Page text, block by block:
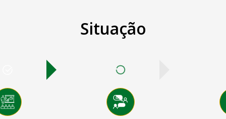
Situação